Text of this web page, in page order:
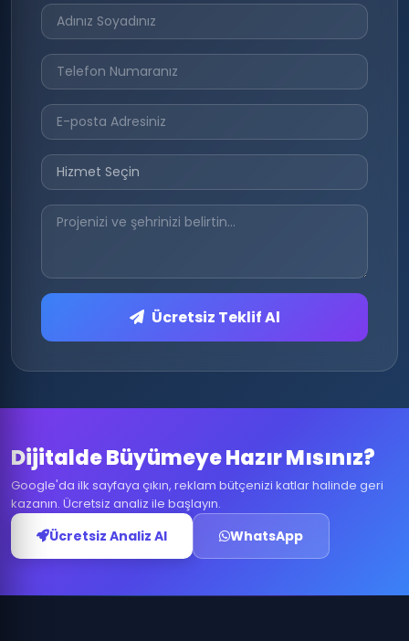
Ücretsiz Teklif Al
Dijitalde Büyümeye Hazır Mısınız?
Google'da ilk sayfaya çıkın, reklam bütçenizi katlar halinde geri
kazanın. Ücretsiz analiz ile başlayın.
Ücretsiz Analiz Al WhatsApp